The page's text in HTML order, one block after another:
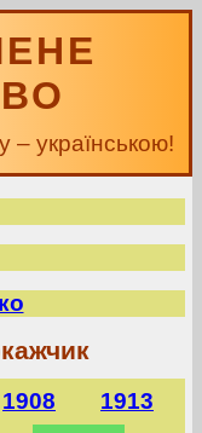
– українською!
1908
1913